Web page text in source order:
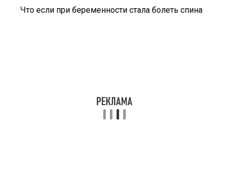
Что если при беременности стала болеть спина